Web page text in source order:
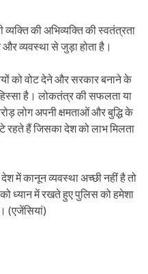
की अभिव्यक्ति की स्वतंत्रता
व्यवस्था से जुड़ा होता है।
को वोट देने और सरकार बनाने के
है। लोकतंत्र की सफलता या
लोग अपनी क्षमताओं और बुद्धि के
हैं जिसका देश को लाभ मिलता
में कानून व्यवस्था अच्छी नहीं है तो
ध्यान में रखते हुए पुलिस को हमेशा
(एजेंसियां)